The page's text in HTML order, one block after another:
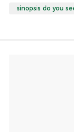
sinopsis do you